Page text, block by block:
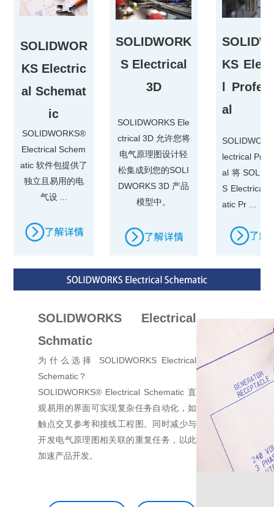
SOLIDWOR
KS Electric
al Schemat
ic
SOLIDWORKS®
Electrical Schem
atic 软件包提供了
独立且易用的电
气设 ...
SOLIDWORK
S Electrical
3D
SOLIDWORKS Ele
ctrical 3D 允许您将
电气原理图设计轻
松集成到您的SOLI
DWORKS 3D 产品
模型中。
KS
l
al
lectrical
al 将
S Electrical
atic Pr ...
SOLIDWORKS Electrical
Schmatic
为什么选择 SOLIDWORKS Electrical
Schematic？
SOLIDWORKS® Electrical Schematic 直
观易用的界面可实现复杂任务自动化，如
触点交叉参考和接线工程图。同时减少与
开发电气原理图相关联的重复任务，以此
加速产品开发。